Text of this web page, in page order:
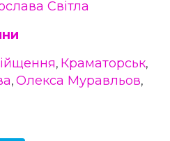
Світла
, Краматорськ,
, Олекса Муравльов,